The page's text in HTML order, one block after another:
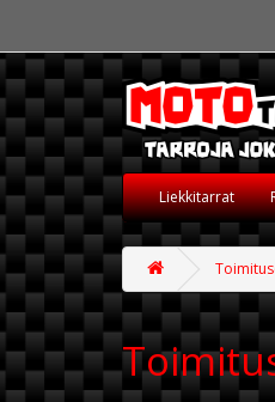
Liekkitarrat